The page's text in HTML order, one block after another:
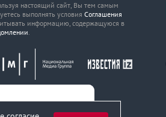
настоящий сайт, Вы тем самым
выполнять условия Соглашения
информацию, содержащуюся в
.